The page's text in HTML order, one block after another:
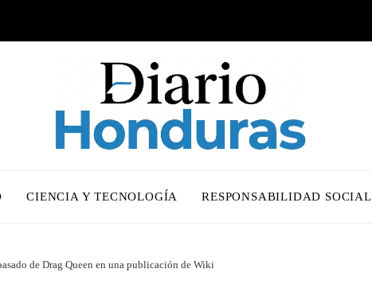
CIENCIA Y TECNOLOGÍA RESPONSABILIDAD SOCIAL
de Drag Queen en una publicación de Wiki